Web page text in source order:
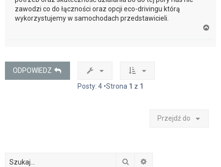
zawodzi co do łączności oraz opcji eco-drivingu którą
wykorzystujemy w samochodach przedstawicieli.
ODPOWIEDZ
Posty: 4 •Strona 1 z 1
Przejdź do
Szukaj